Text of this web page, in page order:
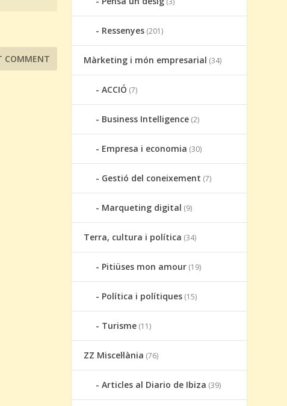
Ressenyes (201)
Màrketing i món empresarial (34)
ACCIÓ (7)
Business Intelligence (2)
Empresa i economia (30)
Gestió del coneixement (7)
Marqueting digital (9)
Terra, cultura i política (34)
Pitiüses mon amour (19)
Política i polítiques (15)
Turisme (11)
ZZ Miscel·lània (76)
Articles al Diario de Ibiza (39)